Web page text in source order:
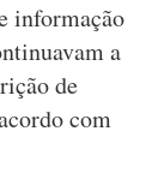
informação
a
de
com